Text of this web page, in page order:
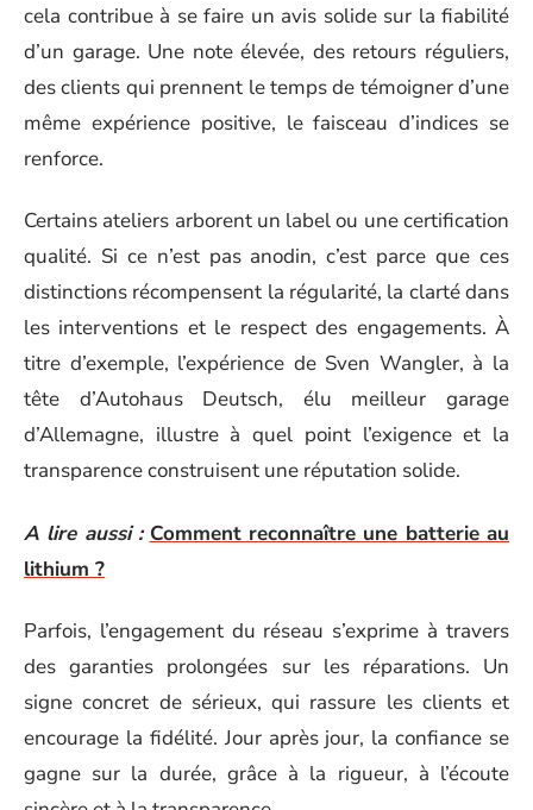
cela contribue à se faire un avis solide sur la fiabilité
d’un garage. Une note élevée, des retours réguliers,
des clients qui prennent le temps de témoigner d’une
même expérience positive, le faisceau d’indices se
renforce.
Certains ateliers arborent un label ou une certification
qualité. Si ce n’est pas anodin, c’est parce que ces
distinctions récompensent la régularité, la clarté dans
les interventions et le respect des engagements. À
titre d’exemple, l’expérience de Sven Wangler, à la
tête d’Autohaus Deutsch, élu meilleur garage
d’Allemagne, illustre à quel point l’exigence et la
transparence construisent une réputation solide.
A lire aussi : Comment reconnaître une batterie au
lithium ?
Parfois, l’engagement du réseau s’exprime à travers
des garanties prolongées sur les réparations. Un
signe concret de sérieux, qui rassure les clients et
encourage la fidélité. Jour après jour, la confiance se
gagne sur la durée, grâce à la rigueur, à l’écoute